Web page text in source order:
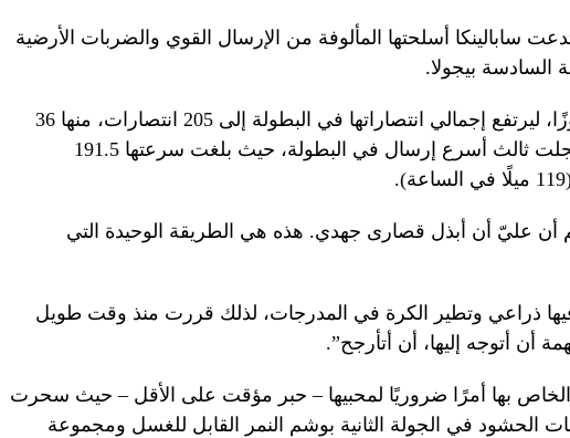
سابالينكا أسلحتها المألوفة من الإرسال القوي والضربات الأرضية
السادسة بيجولا.
وحققت اللاعبة 40 فوزًا، ليرتفع إجمالي انتصاراتها في البطولة إلى 205 انتصارات، منها 36
إرسالًا ساحقًا. كما سجلت ثالث أسرع إرسال في البطولة، حيث بلغت سرعتها 191.5
أن عليّ أن أبذل قصارى جهدي. هذه هي الطريقة الوحيدة التي
ذراعي وتطير الكرة في المدرجات، لذلك قررت منذ وقت طويل
أن أتوجه إليها، أن أتأرجح”.
بها أمرًا ضروريًا لمحبيها – حبر مؤقت على الأقل – حيث سحرت
الحشود في الجولة الثانية بوشم النمر القابل للغسل ومجموعة